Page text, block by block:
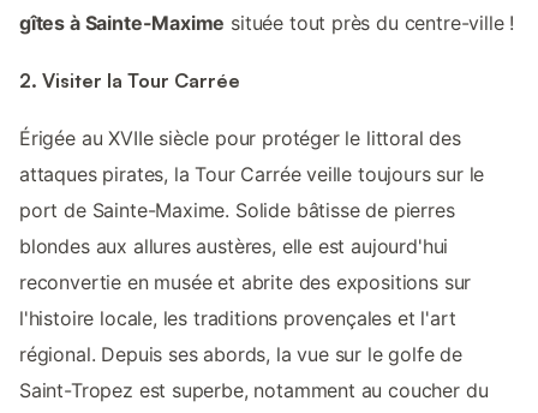
gîtes à Sainte-Maxime située tout près du centre-ville !
2. Visiter la Tour Carrée
Érigée au XVIIe siècle pour protéger le littoral des
attaques pirates, la Tour Carrée veille toujours sur le
port de Sainte-Maxime. Solide bâtisse de pierres
blondes aux allures austères, elle est aujourd'hui
reconvertie en musée et abrite des expositions sur
l'histoire locale, les traditions provençales et l'art
régional. Depuis ses abords, la vue sur le golfe de
Saint-Tropez est superbe, notamment au coucher du